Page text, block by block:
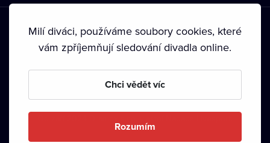
Podmínky používání • Ochrana soukromí • Zásady používání
• Autorská práva•
Milí diváci, používáme soubory cookies, které
vám zpříjemňují sledování divadla online.
Chci vědět víc
Rozumím